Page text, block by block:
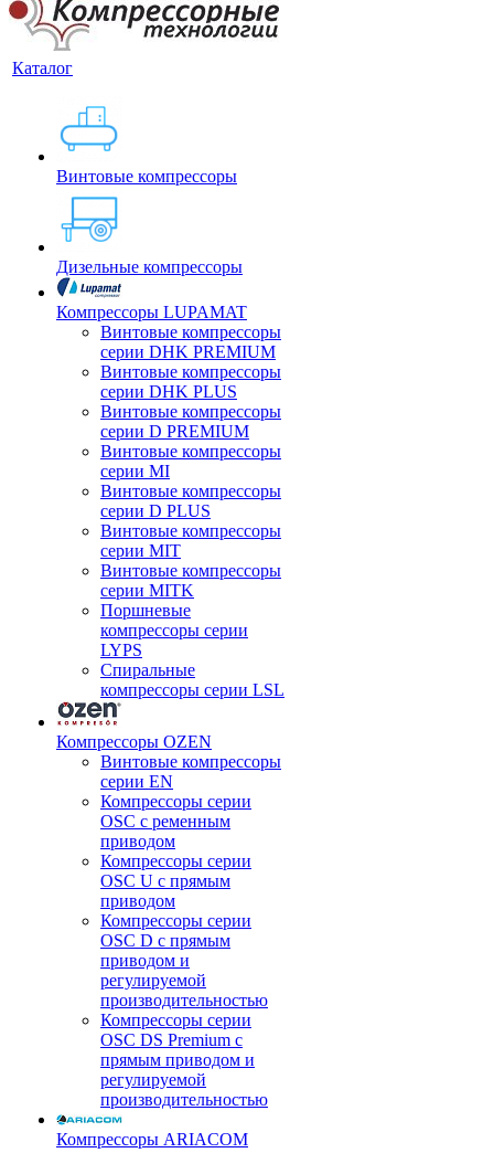
Каталог
Винтовые компрессоры
Дизельные компрессоры
Компрессоры LUPAMAT
Винтовые компрессоры
серии DHK PREMIUM
Винтовые компрессоры
серии DHK PLUS
Винтовые компрессоры
серии D PREMIUM
Винтовые компрессоры
серии MI
Винтовые компрессоры
серии D PLUS
Винтовые компрессоры
серии MIT
Винтовые компрессоры
серии MITK
Поршневые
компрессоры серии
LYPS
Спиральные
компрессоры серии LSL
Компрессоры OZEN
Винтовые компрессоры
серии EN
Компрессоры серии
OSC с ременным
приводом
Компрессоры серии
OSC U с прямым
приводом
Компрессоры серии
OSC D с прямым
приводом и
регулируемой
производительностью
Компрессоры серии
OSC DS Premium с
прямым приводом и
регулируемой
производительностью
Компрессоры ARIACOM